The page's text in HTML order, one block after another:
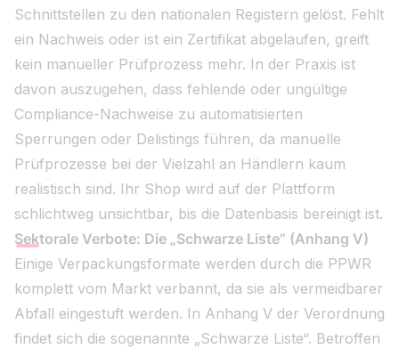
Schnittstellen zu den nationalen Registern gelöst. Fehlt
ein Nachweis oder ist ein Zertifikat abgelaufen, greift
kein manueller Prüfprozess mehr. In der Praxis ist
davon auszugehen, dass fehlende oder ungültige
Compliance-Nachweise zu automatisierten
Sperrungen oder Delistings führen, da manuelle
Prüfprozesse bei der Vielzahl an Händlern kaum
realistisch sind. Ihr Shop wird auf der Plattform
schlichtweg unsichtbar, bis die Datenbasis bereinigt ist.
Sektorale Verbote: Die „Schwarze Liste“ (Anhang V)
Einige Verpackungsformate werden durch die PPWR
komplett vom Markt verbannt, da sie als vermeidbarer
Abfall eingestuft werden. In Anhang V der Verordnung
findet sich die sogenannte „Schwarze Liste“. Betroffen